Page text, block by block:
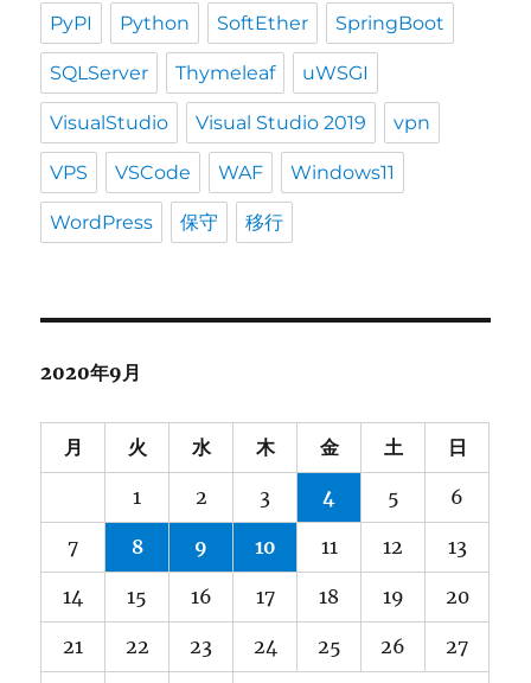
PyPI Python SoftEther SpringBoot
SQLServer Thymeleaf uWSGI
VisualStudio Visual Studio 2019 vpn
VPS VSCode WAF Windows11
WordPress 保守 移行
2020年9月
月 火 水 木 金 土 日
1 2 3 4 5 6
7 8 9 10 11 12 13
14 15 16 17 18 19 20
21 22 23 24 25 26 27